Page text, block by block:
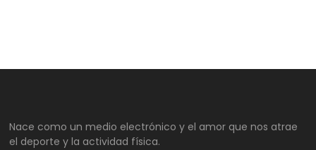
Nace como un medio electrónico y el amor que nos atrae
el deporte y la actividad física.